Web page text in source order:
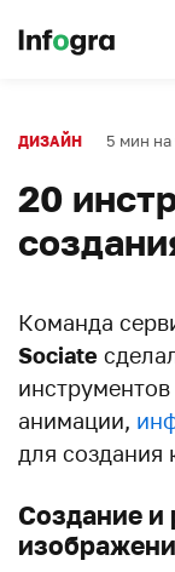
ДИЗАЙН 5 мин на
20
Команда
Sociate
анимации,
для создания
Создание и